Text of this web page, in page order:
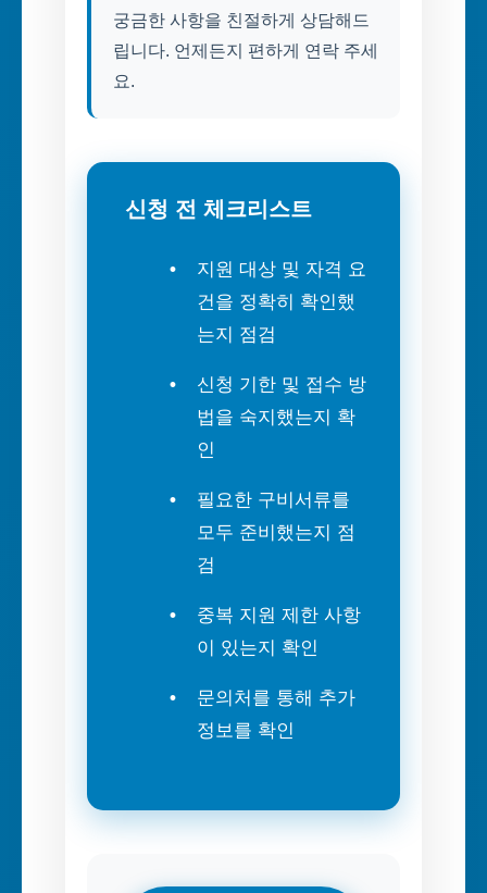
궁금한 사항을 친절하게 상담해드
립니다. 언제든지 편하게 연락 주세
요.
신청 전 체크리스트
지원 대상 및 자격 요
건을 정확히 확인했
는지 점검
신청 기한 및 접수 방
법을 숙지했는지 확
인
필요한 구비서류를
모두 준비했는지 점
검
중복 지원 제한 사항
이 있는지 확인
문의처를 통해 추가
정보를 확인